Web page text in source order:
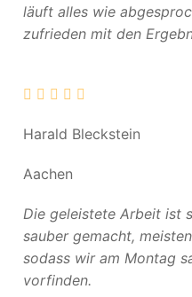
läuft alles wie
zufrieden mit den
Harald Bleckstein
Aachen
Die geleistete Arbeit ist
sauber gemacht,
sodass wir am Montag
vorfinden.